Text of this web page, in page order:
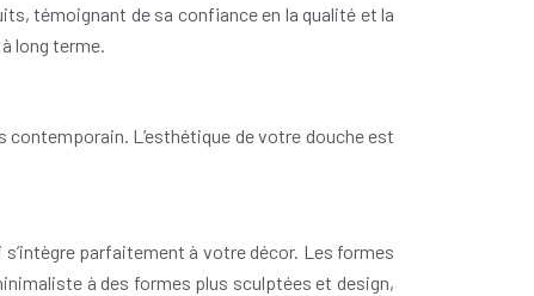
témoignant de sa confiance en la qualité et la
long terme.
contemporain. L’esthétique de votre douche est
parfaitement à votre décor. Les formes
à des formes plus sculptées et design,